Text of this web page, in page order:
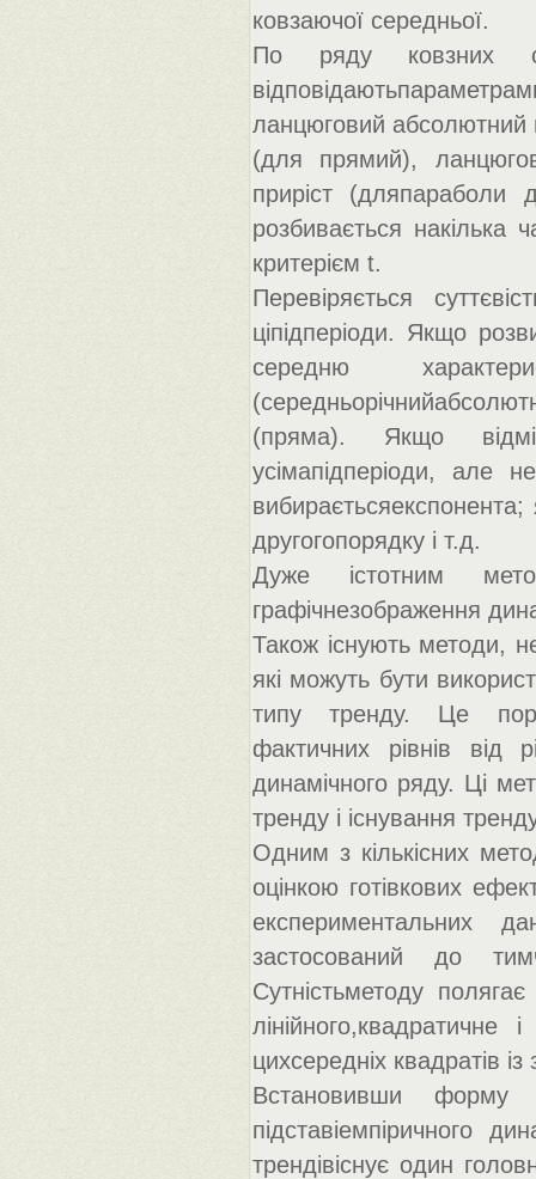
ковзаючої середньої.
По ряду ковзних
ланцюговий абсолютний
(для прямий),
приріст (дляпараболи
розбивається
критерієм t.
Перевіряється
ціпідперіоди. Якщо
середню
(пряма). Якщо
усімапідперіоди, але
другогопорядку і т.д.
Дуже істотним
графічнезображення
Також існують методи,
які можуть бути
типу тренду. Це
фактичних рівнів від
динамічного ряду. Ці
тренду і існування
Одним з кількісних
оцінкою готівкових
експериментальних
застосований до
Сутністьметоду
цихсередніх квадратів
Встановивши форму
підставіемпіричного
трендівіснує один